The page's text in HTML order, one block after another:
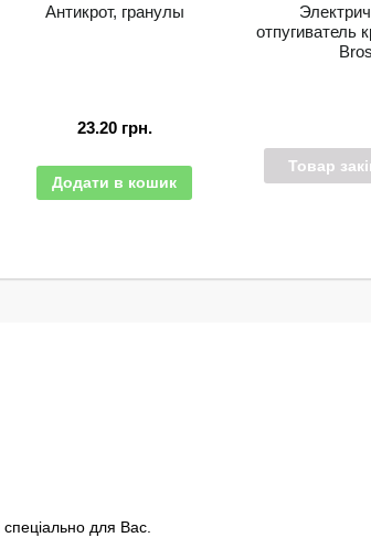
Антикрот, гранулы
23.20 грн.
Додати в кошик
отпугиватель
Bros
Товар
для Вас.